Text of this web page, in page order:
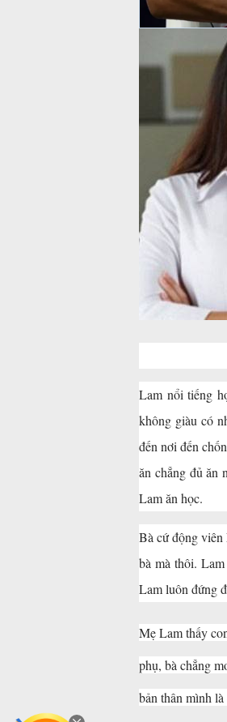
Lam nổi tiếng
không giàu có
đến nơi đến
ăn chẳng đủ ăn
Lam ăn học.
Bà cứ động viên
bà mà thôi.
Lam luôn đứng
Mẹ Lam thấy
phụ, bà chẳng
bản thân mình là